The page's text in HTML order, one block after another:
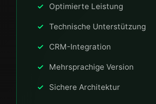
Optimierte Leistung
Technische Unterstützung
CRM-Integration
Mehrsprachige Version
Sichere Architektur